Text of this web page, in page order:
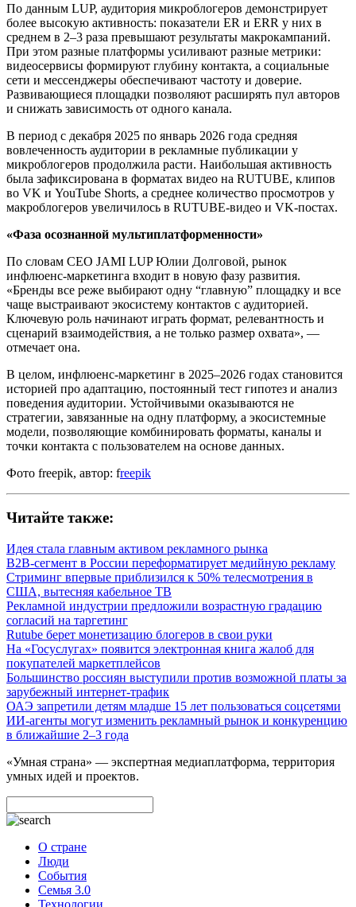
По данным LUP, аудитория микроблогеров демонстрирует
более высокую активность: показатели ER и ERR у них в
среднем в 2–3 раза превышают результаты макрокампаний.
При этом разные платформы усиливают разные метрики:
видеосервисы формируют глубину контакта, а социальные
сети и мессенджеры обеспечивают частоту и доверие.
Развивающиеся площадки позволяют расширять пул авторов
и снижать зависимость от одного канала.
В период с декабря 2025 по январь 2026 года средняя
вовлеченность аудитории в рекламные публикации у
микроблогеров продолжила расти. Наибольшая активность
была зафиксирована в форматах видео на RUTUBE, клипов
во VK и YouTube Shorts, а среднее количество просмотров у
макроблогеров увеличилось в RUTUBE-видео и VK-постах.
«Фаза осознанной мультиплатформенности»
По словам CEO JAMI LUP Юлии Долговой, рынок
инфлюенс-маркетинга входит в новую фазу развития.
«Бренды все реже выбирают одну “главную” площадку и все
чаще выстраивают экосистему контактов с аудиторией.
Ключевую роль начинают играть формат, релевантность и
сценарий взаимодействия, а не только размер охвата», —
отмечает она.
В целом, инфлюенс-маркетинг в 2025–2026 годах становится
историей про адаптацию, постоянный тест гипотез и анализ
поведения аудитории. Устойчивыми оказываются не
стратегии, завязанные на одну платформу, а экосистемные
модели, позволяющие комбинировать форматы, каналы и
точки контакта с пользователем на основе данных.
Фото freepik, автор: freepik
Читайте также:
Идея стала главным активом рекламного рынка
B2B-сегмент в России переформатирует медийную рекламу
Стриминг впервые приблизился к 50% телесмотрения в
США, вытесняя кабельное ТВ
Рекламной индустрии предложили возрастную градацию
согласий на таргетинг
Rutube берет монетизацию блогеров в свои руки
На «Госуслугах» появится электронная книга жалоб для
покупателей маркетплейсов
Большинство россиян выступили против возможной платы за
зарубежный интернет-трафик
ОАЭ запретили детям младше 15 лет пользоваться соцсетями
ИИ-агенты могут изменить рекламный рынок и конкуренцию
в ближайшие 2–3 года
«Умная страна» — экспертная медиаплатформа, территория
умных идей и проектов.
О стране
Люди
События
Семья 3.0
Технологии